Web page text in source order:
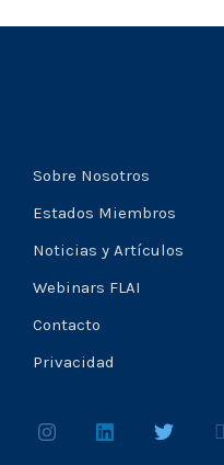
Sobre Nosotros
Estados Miembros
Noticias y Artículos
Webinars FLAI
Contacto
Privacidad